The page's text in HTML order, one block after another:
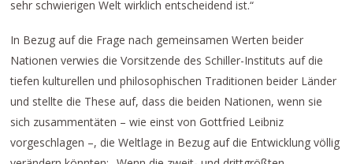
sehr schwierigen Welt wirklich entscheidend ist.“
In Bezug auf die Frage nach gemeinsamen Werten beider
Nationen verwies die Vorsitzende des Schiller-Instituts auf die
tiefen kulturellen und philosophischen Traditionen beider Länder
und stellte die These auf, dass die beiden Nationen, wenn sie
sich zusammentäten – wie einst von Gottfried Leibniz
vorgeschlagen –, die Weltlage in Bezug auf die Entwicklung völlig